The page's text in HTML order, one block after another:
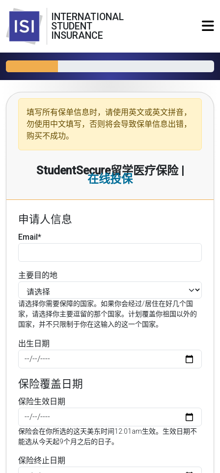
INTERNATIONAL
STUDENT
INSURANCE
填写所有保单信息时，请使用 英文或英文拼音，
勿使用中文填写，否则将会导致保单信息出错，
购买不成功。
StudentSecure留学医疗保险 |
在线投保
申请人信息
Email*
主要目的地
请选择你需要保障的国家。如果你会经过/居住在好几个国
家，请选择你主要逗留的那个国家。计划覆盖你祖国以外的
国家，并不只限制于你在这输入的这一个国家。
出生日期
保险覆盖日期
保险生效日期
保险会在你所选的这天美东时间12:01am生效。生效日期不
能选从今天起9个月之后的日子。
保险终止日期